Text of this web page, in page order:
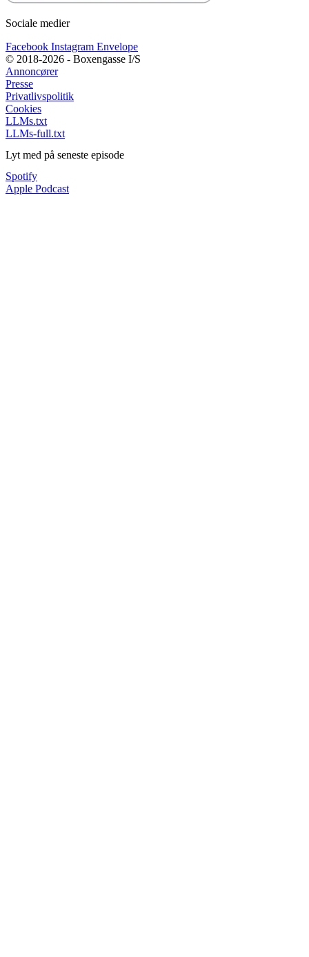
Sociale medier
Facebook Instagram Envelope
© 2018-2026 - Boxengasse I/S
Annoncører
Presse
Privatlivspolitik
Cookies
LLMs.txt
LLMs-full.txt
Lyt med på seneste episode
Spotify
Apple Podcast